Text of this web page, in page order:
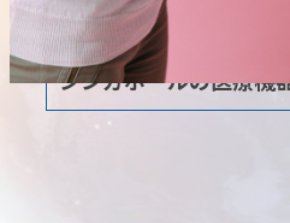
シンガポールの医療機